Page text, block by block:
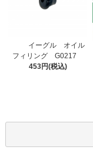
イーグル オイル
フィリング G0217
453円(税込)